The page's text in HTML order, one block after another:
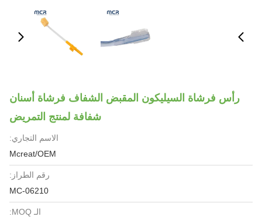
رأس فرشاة السيليكون المقبض الشفاف فرشاة أسنان
شفافة لمنتج التمريض
الاسم التجاري:
Mcreat/OEM
رقم الطراز:
MC-06210
الـ MOQ: